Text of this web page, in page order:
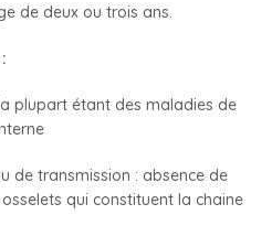
de deux ou trois ans.
plupart étant des maladies de
de transmission : absence de
qui constituent la chaine